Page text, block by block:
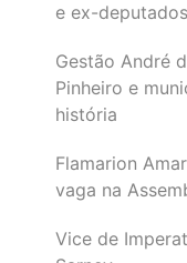
e ex-
Gestão André
Pinheiro e
história
Flamarion
vaga na
Vice de